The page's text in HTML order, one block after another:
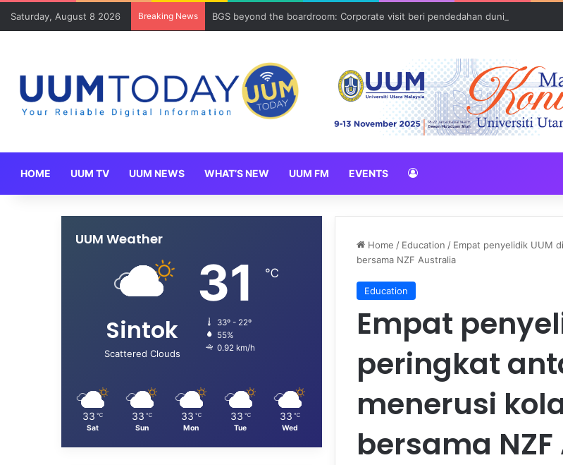
Saturday, August 8 2026 Breaking News BGS beyond the boardroom: Corporate visit beri pendedahan dunia korporat
HOME UUM TV UUM NEWS WHAT’S NEW UUM FM EVENTS
Home / Education / Empat penyelidik UUM
bersama NZF Australia
Education
Empat
peringkat
menerusi
bersama
UUM Weather
Sintok
Scattered Clouds
31 ℃
33º - 22º
55%
0.92 km/h
33 ℃
Sat
33 ℃
Sun
33 ℃
Mon
33 ℃
Tue
33 ℃
Wed